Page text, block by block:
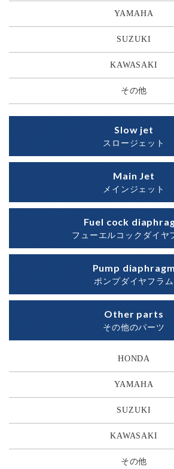
YAMAHA
SUZUKI
KAWASAKI
その他
Slow jet
スロージェット
Main Jet
メインジェット
Fuel cock
フューエルコックダイヤ
Pump
ポンプダイヤフラム
Other parts
その他のパーツ
HONDA
YAMAHA
SUZUKI
KAWASAKI
その他